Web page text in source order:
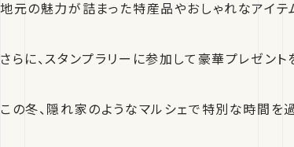
地元の魅力が詰まった特産品やおしゃれなアイテ
さらに、スタンプラリーに参加して豪華プレゼント
この冬、隠れ家のようなマルシェで特別な時間を